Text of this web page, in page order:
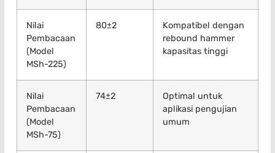
Nilai
Pembacaan
(Model
MSh-225)
80±2
Kompatibel dengan
rebound hammer
kapasitas tinggi
Nilai
Pembacaan
(Model
MSh-75)
74±2
Optimal untuk
aplikasi pengujian
umum